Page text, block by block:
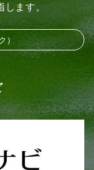
します。
）